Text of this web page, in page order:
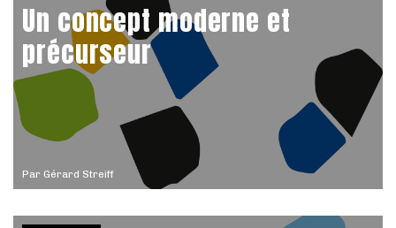
Par Gérard Streiff
Un concept moderne et
précurseur